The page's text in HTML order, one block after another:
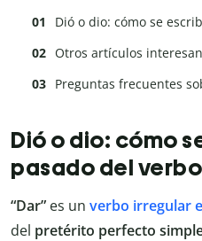
Dió o dio: cómo se
Otros artículos
Preguntas frecuentes
Dió o dio: cómo
pasado del
“Dar” es un verbo irregular
del pretérito perfecto